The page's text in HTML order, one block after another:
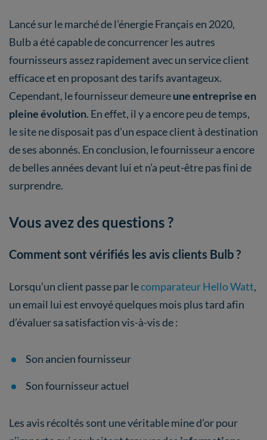
Lancé sur le marché de l’énergie Français en 2020,
Bulb a été capable de concurrencer les autres
fournisseurs assez rapidement avec un service client
efficace et en proposant des tarifs avantageux.
Cependant, le fournisseur demeureune entreprise en
pleine évolution. En effet, il y a encore peu de temps,
le site ne disposait pas d’un espace client à destination
de ses abonnés. En conclusion, le fournisseur a encore
de belles années devant lui et n’a peut-être pas fini de
surprendre.
Vous avez des questions ?
Comment sont vérifiés les avis clients Bulb ?
Lorsqu’un client passe par lecomparateur Hello Watt,
un email lui est envoyé quelques mois plus tard afin
d’évaluer sa satisfaction vis-à-vis de :
Son ancien fournisseur
Son fournisseur actuel
Les avis récoltés sont une véritable mine d’or pour